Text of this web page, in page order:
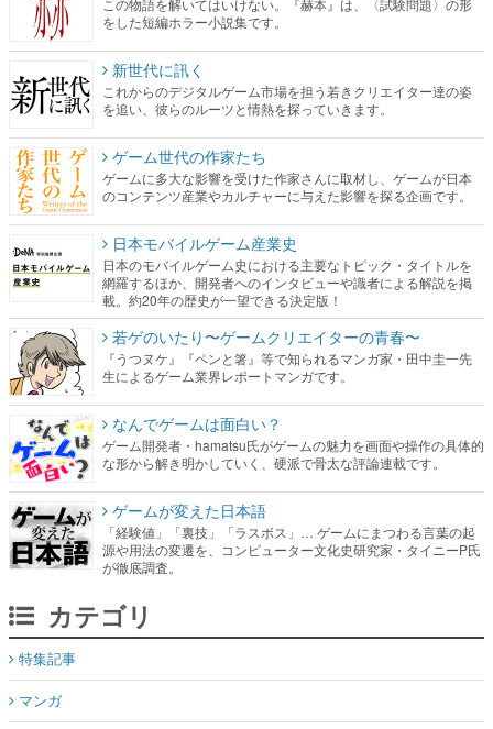
この物語を解いてはいけない。『赫本』は、〈試験問題〉の形
をした短編ホラー小説集です。
新世代に訊く
これからのデジタルゲーム市場を担う若きクリエイター達の姿
を追い、彼らのルーツと情熱を探っていきます。
ゲーム世代の作家たち
ゲームに多大な影響を受けた作家さんに取材し、ゲームが日本
のコンテンツ産業やカルチャーに与えた影響を探る企画です。
日本モバイルゲーム産業史
日本のモバイルゲーム史における主要なトピック・タイトルを
網羅するほか、開発者へのインタビューや識者による解説を掲
載。約20年の歴史が一望できる決定版！
若ゲのいたり〜ゲームクリエイターの青春〜
『うつヌケ』『ペンと箸』等で知られるマンガ家・田中圭一先
生によるゲーム業界レポートマンガです。
なんでゲームは面白い？
ゲーム開発者・hamatsu氏がゲームの魅力を画面や操作の具体的
な形から解き明かしていく、硬派で骨太な評論連載です。
ゲームが変えた日本語
「経験値」「裏技」「ラスボス」… ゲームにまつわる言葉の起
源や用法の変遷を、コンピューター文化史研究家・タイニーP氏
が徹底調査。
カテゴリ
特集記事
マンガ